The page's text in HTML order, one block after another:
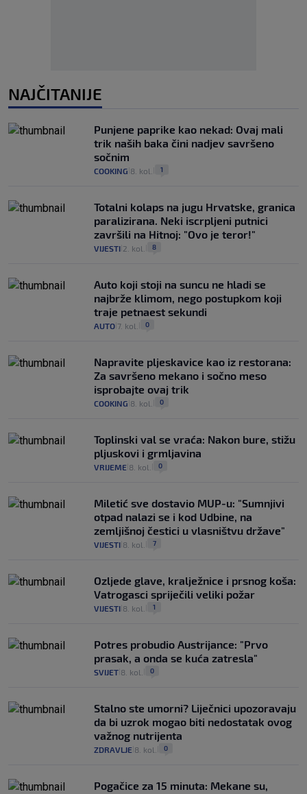
NAJČITANIJE
Punjene paprike kao nekad: Ovaj mali
trik naših baka čini nadjev savršeno
sočnim
COOKING 8. kol. 1
Totalni kolaps na jugu Hrvatske, granica
paralizirana. Neki iscrpljeni putnici
završili na Hitnoj: "Ovo je teror!"
VIJESTI 2. kol. 8
Auto koji stoji na suncu ne hladi se
najbrže klimom, nego postupkom koji
traje petnaest sekundi
AUTO 7. kol. 0
Napravite pljeskavice kao iz restorana:
Za savršeno mekano i sočno meso
isprobajte ovaj trik
COOKING 8. kol. 0
Toplinski val se vraća: Nakon bure, stižu
pljuskovi i grmljavina
VRIJEME 8. kol. 0
Miletić sve dostavio MUP-u: "Sumnjivi
otpad nalazi se i kod Udbine, na
zemljišnoj čestici u vlasništvu države"
VIJESTI 8. kol. 7
Ozljede glave, kralježnice i prsnog koša:
Vatrogasci spriječili veliki požar
VIJESTI 8. kol. 1
Potres probudio Austrijance: "Prvo
prasak, a onda se kuća zatresla"
SVIJET 8. kol. 0
Stalno ste umorni? Liječnici upozoravaju
da bi uzrok mogao biti nedostatak ovog
važnog nutrijenta
ZDRAVLJE 8. kol. 0
Pogačice za 15 minuta: Mekane su,